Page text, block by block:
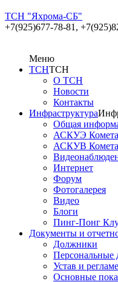
ТСН "Яхрома-СБ"
+7(925)677-78-81,
Меню
ТСНТСН
О ТСН
Новости
Контакты
Инфраструктура
Общая
АСКУЭ Комета
АСКУВ Комета
Интернет
Форум
Фотогалерея
Видео
Блоги
Пинг-Понг
Документы и
Должники
Персональные
Устав и
Основные